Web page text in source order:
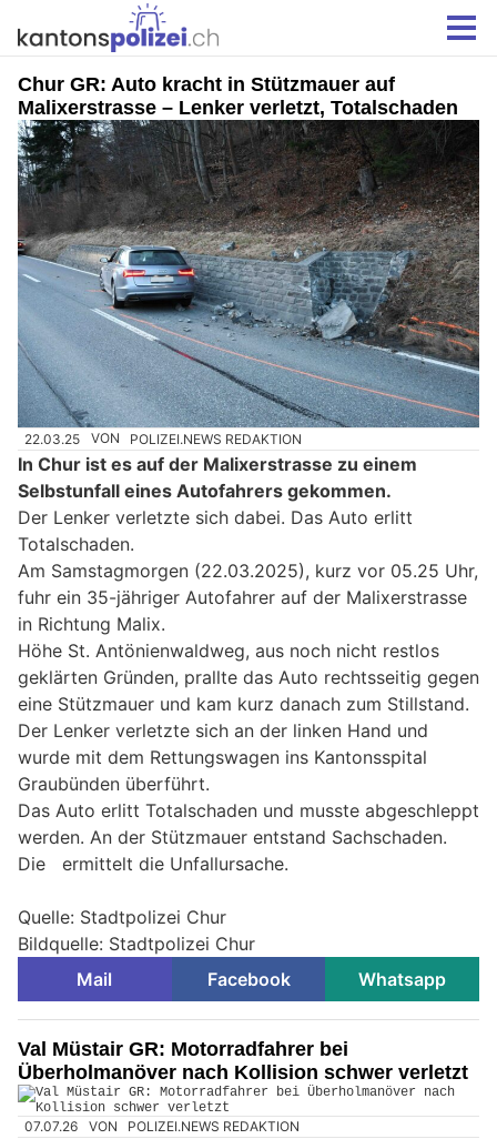
Chur GR: Auto kracht in Stützmauer auf
Malixerstrasse – Lenker verletzt, Totalschaden
22.03.25 VON POLIZEI.NEWS REDAKTION
In Chur ist es auf der Malixerstrasse zu einem
Selbstunfall eines Autofahrers gekommen.
Der Lenker verletzte sich dabei. Das Auto erlitt
Totalschaden.
Am Samstagmorgen (22.03.2025), kurz vor 05.25 Uhr,
fuhr ein 35-jähriger Autofahrer auf der Malixerstrasse
in Richtung Malix.
Höhe St. Antönienwaldweg, aus noch nicht restlos
geklärten Gründen, prallte das Auto rechtsseitig gegen
eine Stützmauer und kam kurz danach zum Stillstand.
Der Lenker verletzte sich an der linken Hand und
wurde mit dem Rettungswagen ins Kantonsspital
Graubünden überführt.
Das Auto erlitt Totalschaden und musste abgeschleppt
werden. An der Stützmauer entstand Sachschaden.
Die ermittelt die Unfallursache.
Quelle: Stadtpolizei Chur
Bildquelle: Stadtpolizei Chur
Mail
Facebook Whatsapp
Val Müstair GR: Motorradfahrer bei
Überholmanöver nach Kollision schwer verletzt
07.07.26 VON POLIZEI.NEWS REDAKTION